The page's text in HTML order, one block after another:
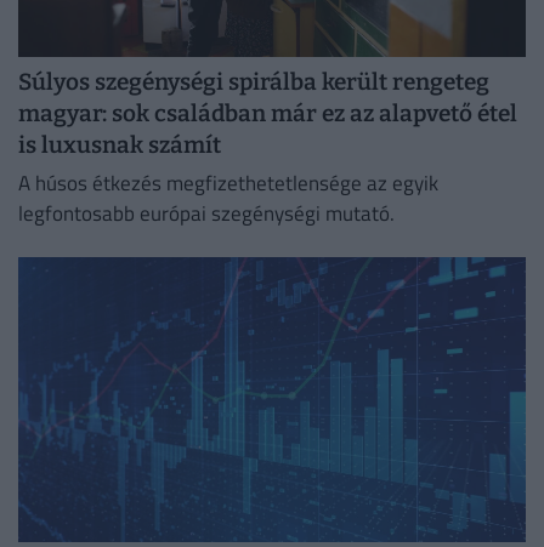
Súlyos szegénységi spirálba került rengeteg
magyar: sok családban már ez az alapvető étel
is luxusnak számít
A húsos étkezés megfizethetetlensége az egyik
legfontosabb európai szegénységi mutató.